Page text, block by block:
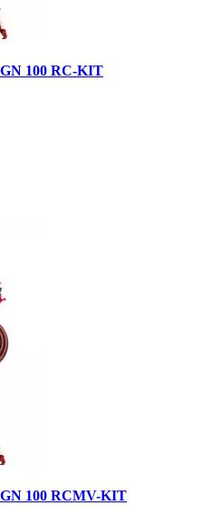
GN 100 RC-KIT
GN 100 RCMV-KIT